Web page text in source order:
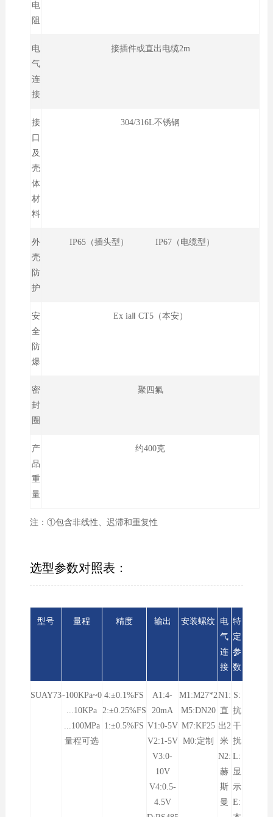
电
阻
电
气
连
接
接插件或直出电缆2m
接
口
及
壳
体
材
料
304/316L不锈钢
外
壳
防
护
IP65（插头型） IP67（电缆型）
安
全
防
爆
Ex iaⅡ CT5（本安）
密
封
圈
聚四氟
产
品
重
量
约400克
注：①包含非线性、迟滞和重复性
选型参数对照表：
型号 量程 精度 输出 安装螺纹 电
气
连
接
特
定
参
数
SUAY73-100KPa~0
...10KPa
...100MPa
量程可选
4:±0.1%FS
2:±0.25%FS
1:±0.5%FS
A1:4-
20mA
V1:0-5V
V2:1-5V
V3:0-
10V
V4:0.5-
4.5V
M1:M27*2
M5:DN20
M7:KF25
M0:定制
N1:
直
出2
米
N2:
赫
斯
曼
S:
抗
干
扰
L:
显
示
E: